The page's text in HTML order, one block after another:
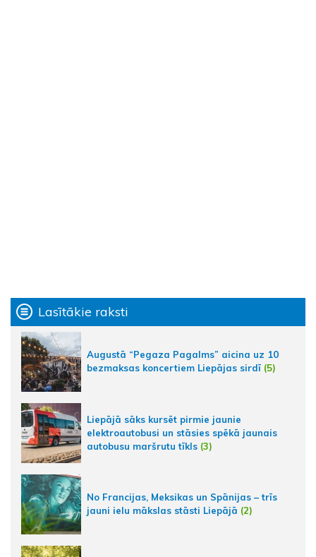
Lasītākie raksti
Augustā “Pegaza Pagalms” aicina uz 10
bezmaksas koncertiem Liepājas sirdī (5)
Liepājā sāks kursēt pirmie jaunie
elektroautobusi un stāsies spēkā jaunais
autobusu maršrutu tīkls (3)
No Francijas, Meksikas un Spānijas – trīs
jauni ielu mākslas stāsti Liepājā (2)